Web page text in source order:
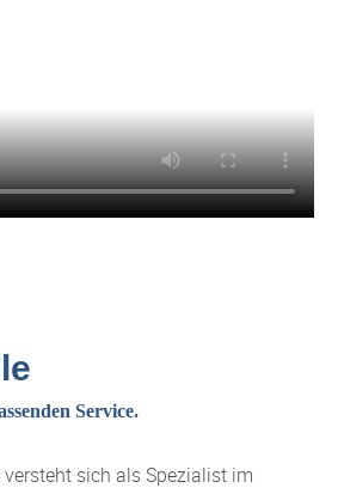
Service.
sich als Spezialist im